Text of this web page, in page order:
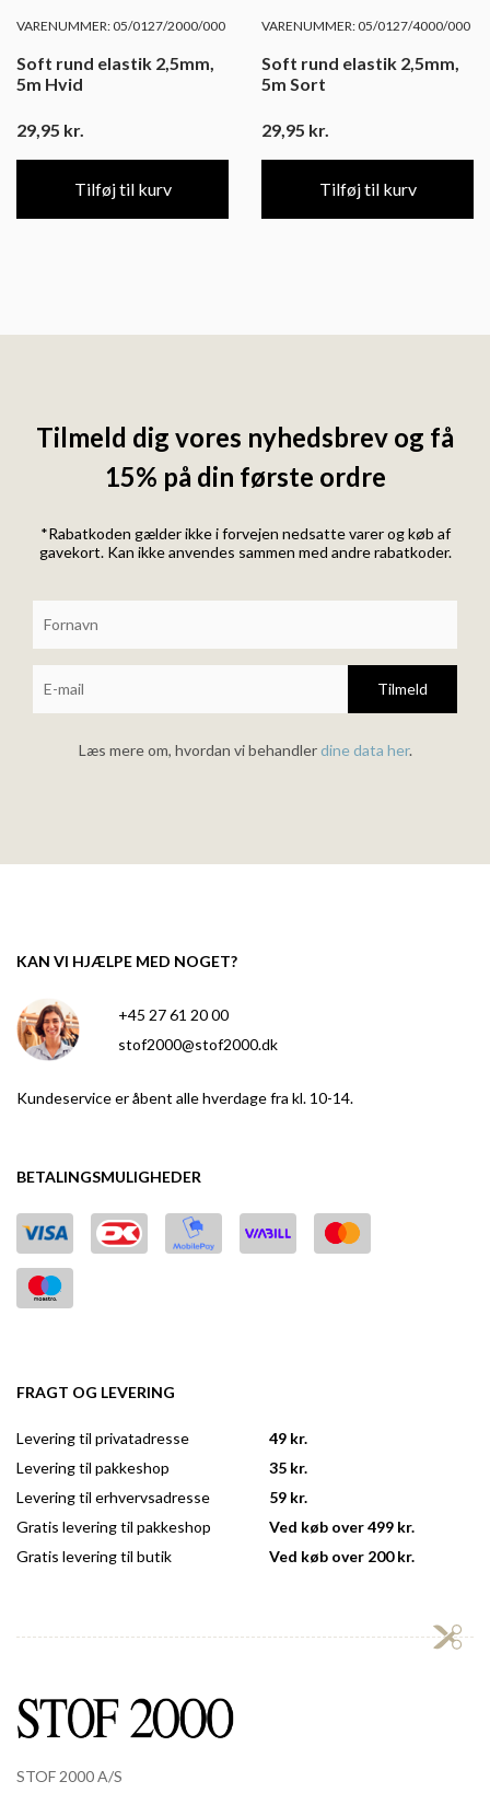
VARENUMMER: 05/0127/2000/000
Soft rund elastik 2,5mm,
5m Hvid
29,95 kr.
Tilføj til kurv
VARENUMMER: 05/0127/4000/000
Soft rund elastik 2,5mm,
5m Sort
29,95 kr.
Tilføj til kurv
Tilmeld dig vores nyhedsbrev og få
15% på din første ordre
*Rabatkoden gælder ikke i forvejen nedsatte varer og køb af
gavekort. Kan ikke anvendes sammen med andre rabatkoder.
Tilmeld
Læs mere om, hvordan vi behandlerdine data her.
KAN VI HJÆLPE MED NOGET?
+45 27 61 20 00
stof2000@stof2000.dk
Kundeservice er åbent alle hverdage fra kl. 10-14.
BETALINGSMULIGHEDER
FRAGT OG LEVERING
Levering til privatadresse
Levering til pakkeshop
Levering til erhvervsadresse
Gratis levering til pakkeshop
Gratis levering til butik
49 kr.
35 kr.
59 kr.
Ved køb over 499 kr.
Ved køb over 200 kr.
STOF 2000 A/S